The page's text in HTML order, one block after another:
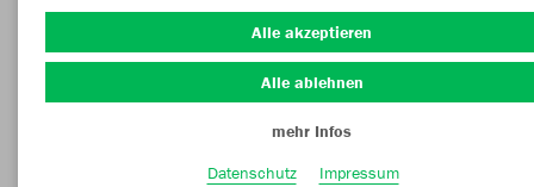
Alle akzeptieren
Alle ablehnen
mehr Infos
Datenschutz
Impressum